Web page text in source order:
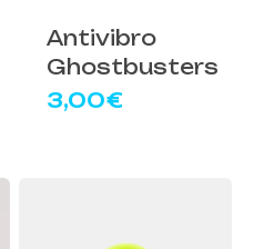
Antivibro
Ghostbusters
3,00€